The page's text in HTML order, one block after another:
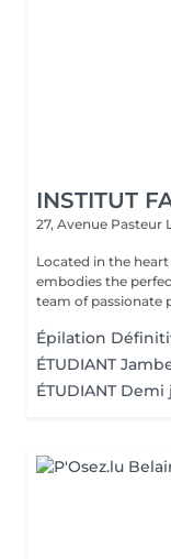
INSTITUT
27, Avenue Pasteur
Located in the
embodies the perfect
team of passionate
Épilation
ÉTUDIANT
ÉTUDIANT